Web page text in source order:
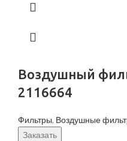
Воздушный
2116664
Фильтры, Воздушные
Заказать